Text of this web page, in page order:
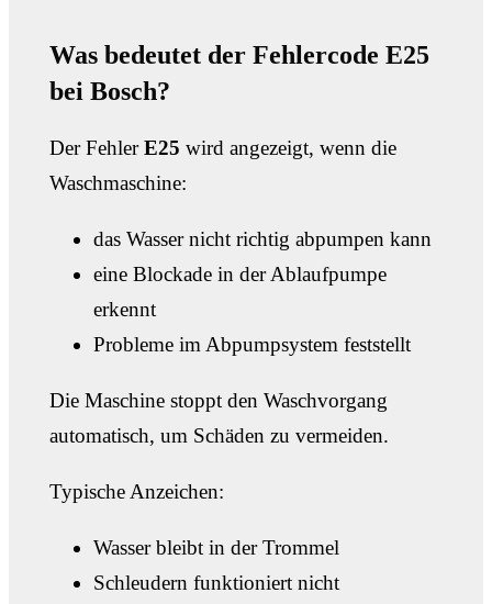
Was bedeutet der Fehlercode E25
bei Bosch?
Der FehlerE25 wird angezeigt, wenn die
Waschmaschine:
das Wasser nicht richtig abpumpen kann
eine Blockade in der Ablaufpumpe
erkennt
Probleme im Abpumpsystem feststellt
Die Maschine stoppt den Waschvorgang
automatisch, um Schäden zu vermeiden.
Typische Anzeichen:
Wasser bleibt in der Trommel
Schleudern funktioniert nicht